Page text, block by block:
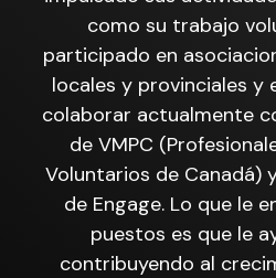
como su trabajo
participado en
locales y provinciales y
colaborar actualmente
de VMPC
Voluntarios de Canadá)
de Engage. Lo que le
puestos es que le
contribuyendo al